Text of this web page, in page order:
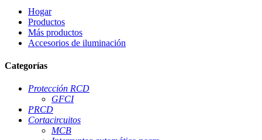
Hogar
Productos
Más productos
Accesorios de iluminación
Categorías
Protección RCD
GFCI
PRCD
Cortacircuitos
MCB